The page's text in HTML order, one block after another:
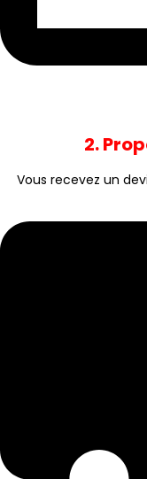
2.
Vous recevez un